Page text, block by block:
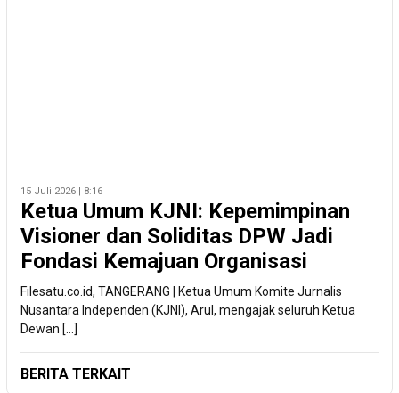
15 Juli 2026 | 8:16
Ketua Umum KJNI: Kepemimpinan
Visioner dan Soliditas DPW Jadi
Fondasi Kemajuan Organisasi
Filesatu.co.id, TANGERANG | Ketua Umum Komite Jurnalis
Nusantara Independen (KJNI), Arul, mengajak seluruh Ketua
Dewan […]
BERITA TERKAIT